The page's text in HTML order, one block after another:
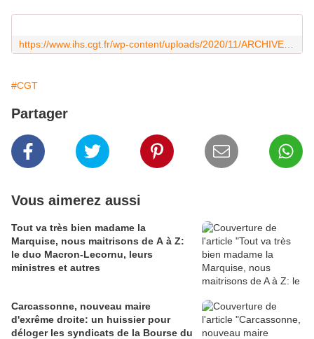
#CGT
Partager
Vous aimerez aussi
Tout va très bien madame la
Marquise, nous maitrisons de A à Z:
le duo Macron-Lecornu, leurs
ministres et autres
Carcassonne, nouveau maire
d'exrême droite: un huissier pour
déloger les syndicats de la Bourse du